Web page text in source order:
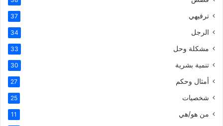
ترفيهي 37
الرجل 34
مشكلة وحل 33
تنمية بشرية 30
أمثال وحكم 27
شخصيات 25
من هو/هي 11